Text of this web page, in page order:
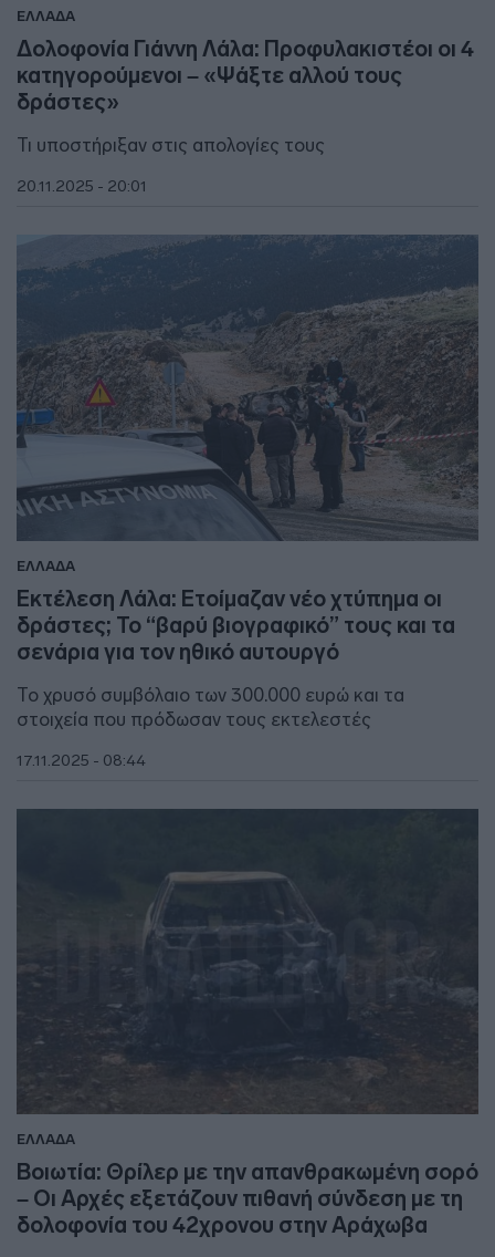
ΕΛΛΑΔΑ
Δολοφονία Γιάννη Λάλα: Προφυλακιστέοι οι 4
κατηγορούμενοι – «Ψάξτε αλλού τους
δράστες»
Τι υποστήριξαν στις απολογίες τους
20.11.2025 - 20:01
ΕΛΛΑΔΑ
Εκτέλεση Λάλα: Ετοίμαζαν νέο χτύπημα οι
δράστες; Το “βαρύ βιογραφικό” τους και τα
σενάρια για τον ηθικό αυτουργό
Το χρυσό συμβόλαιο των 300.000 ευρώ και τα
στοιχεία που πρόδωσαν τους εκτελεστές
17.11.2025 - 08:44
ΕΛΛΑΔΑ
Βοιωτία: Θρίλερ με την απανθρακωμένη σορό
– Οι Αρχές εξετάζουν πιθανή σύνδεση με τη
δολοφονία του 42χρονου στην Αράχωβα